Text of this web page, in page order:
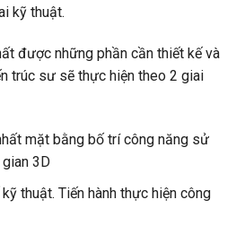
kỹ thuật.
được những phần cần thiết kế và
trúc sư sẽ thực hiện theo 2 giai
mặt bằng bố trí công năng sử
3D
thuật. Tiến hành thực hiện công